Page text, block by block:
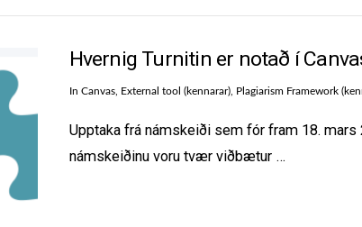
Hvernig Turnitin er notað í
In Canvas, External tool (kennarar), Plagiarism Framework
Upptaka frá námskeiði sem fór fram 18.
námskeiðinu voru tvær viðbætur …